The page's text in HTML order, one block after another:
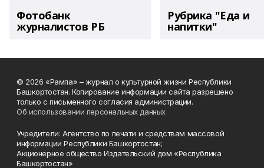
Фотобанк
журналистов РБ
Рубрика "Еда и
напитки"
© 2026 «Рампа» – журнал о культурной жизни Республики
Башкортостан. Копирование информации сайта разрешено
только с письменного согласия администрации.
Об использовании персональных данных
Учредители: Агентство по печати и средствам массовой
информации Республики Башкортостан;
Акционерное общество Издательский дом «Республика
Башкортостан»